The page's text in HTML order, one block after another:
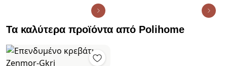
Τα καλύτερα προϊόντα από Polihome